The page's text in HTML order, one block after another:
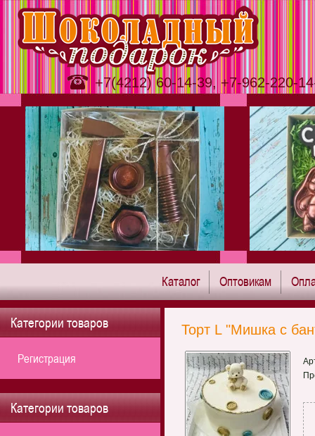
Каталог Оптовикам
+7(4212) 60-14-39, +7-962-220-
Торт L "Мишка с
Категории товаров
Регистрация
Категории товаров